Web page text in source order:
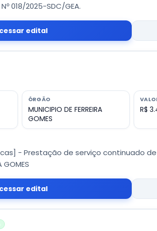
018/2025-SDC/GEA.
edital
ÓRGÃO
MUNICIPIO DE FERREIRA
GOMES
R$
- Prestação de serviço continuado
GOMES
edital